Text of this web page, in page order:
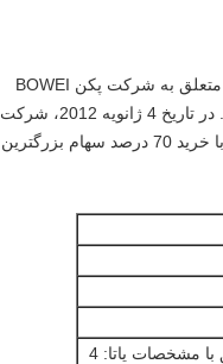
Xinfa Airport Equipment Ltd. ("Xinfa for short") تاسیس شد در سال 1997، که در ابتدا متعلق به شرکت پکن BOWEI
Airport Management Co. Ltd (شرکت تابعه پکن International Airport Group Co.) بود. در تاریخ 4 ژانویه 2012، شرکت
پشتیبانی فرودگاه شنژن CIMC-Tianda (تجهیزات فرودگاه CIMC Group) به طور رسمی با خرید 70 درصد سهام بزرگترین
تا 77 مسافر از جمله 13 (13) کرسی، مطابق با مشخصات یاتا: 4